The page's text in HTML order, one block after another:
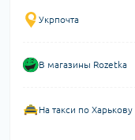
Укрпочта
В магазины Rozetka
На такси по Харькову